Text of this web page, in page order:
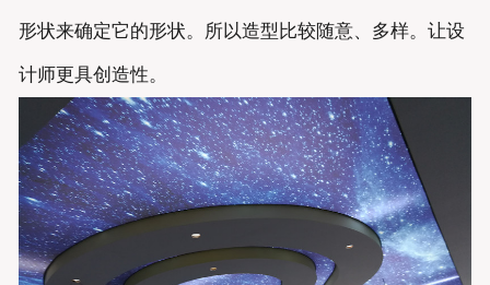
形状来确定它的形状。所以造型比较随意、多样。让设
计师更具创造性。